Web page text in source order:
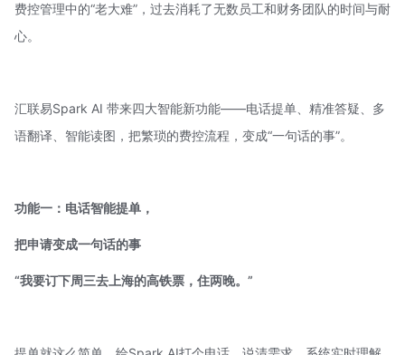
费控管理中的“老大难”，过去消耗了无数员工和财务团队的时间与耐
心。
汇联易Spark AI 带来四大智能新功能——电话提单、精准答疑、多
语翻译、智能读图，把繁琐的费控流程 ，变成“一句话的事”。
功能一：电话智能提单，
把申请变成一句话的事
“我要订下周三去上海的高铁票，住两晚。”